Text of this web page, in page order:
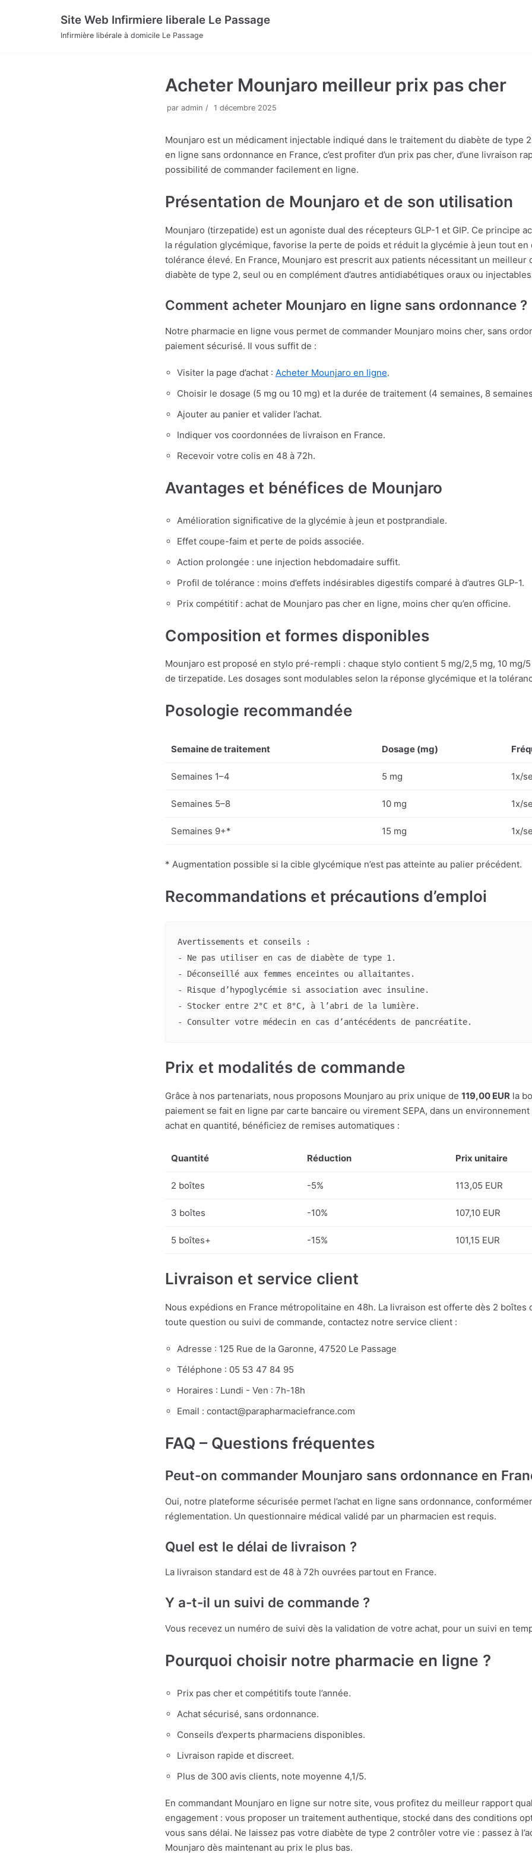
Site Web Infirmiere liberale Le Passage
Infirmière libérale à domicile Le Passage
Acheter Mounjaro meilleur prix pas cher
par admin 1 décembre 2025
Mounjaro est un médicament injectable indiqué dans le traitement du diabète de type
en ligne sans ordonnance en France, c’est profiter d’un prix pas cher, d’une livraison
possibilité de commander facilement en ligne.
Présentation de Mounjaro et de son utilisation
Mounjaro (tirzepatide) est un agoniste dual des récepteurs GLP-1 et GIP. Ce principe
la régulation glycémique, favorise la perte de poids et réduit la glycémie à jeun tout
tolérance élevé. En France, Mounjaro est prescrit aux patients nécessitant un meilleur
diabète de type 2, seul ou en complément d’autres antidiabétiques oraux ou
Comment acheter Mounjaro en ligne sans ordonnance ?
Notre pharmacie en ligne vous permet de commander Mounjaro moins cher, sans
paiement sécurisé. Il vous suffit de :
Visiter la page d’achat : Acheter Mounjaro en ligne.
Choisir le dosage (5 mg ou 10 mg) et la durée de traitement (4 semaines, 8
Ajouter au panier et valider l’achat.
Indiquer vos coordonnées de livraison en France.
Recevoir votre colis en 48 à 72h.
Avantages et bénéfices de Mounjaro
Amélioration significative de la glycémie à jeun et postprandiale.
Effet coupe-faim et perte de poids associée.
Action prolongée : une injection hebdomadaire suffit.
Profil de tolérance : moins d’effets indésirables digestifs comparé à d’autres GLP-1.
Prix compétitif : achat de Mounjaro pas cher en ligne, moins cher qu’en officine.
Composition et formes disponibles
Mounjaro est proposé en stylo pré-rempli : chaque stylo contient 5 mg/2,5 mg, 10 mg/5
de tirzepatide. Les dosages sont modulables selon la réponse glycémique et la
Posologie recommandée
Semaine de traitement Dosage (mg)
Semaines 1–4 5 mg 1x/
Semaines 5–8 10 mg 1x/
Semaines 9+* 15 mg 1x/
* Augmentation possible si la cible glycémique n’est pas atteinte au palier précédent.
Recommandations et précautions d’emploi
Avertissements et conseils :
- Ne pas utiliser en cas de diabète de type 1.
- Déconseillé aux femmes enceintes ou allaitantes.
- Risque d’hypoglycémie si association avec insuline.
- Stocker entre 2°C et 8°C, à l’abri de la lumière.
- Consulter votre médecin en cas d’antécédents de pancréatite.
Prix et modalités de commande
Grâce à nos partenariats, nous proposons Mounjaro au prix unique de 119,00 EURla
paiement se fait en ligne par carte bancaire ou virement SEPA, dans un
achat en quantité, bénéficiez de remises automatiques :
Quantité Réduction Prix unitaire
2 boîtes -5% 113,05 EUR
3 boîtes -10% 107,10 EUR
5 boîtes+ -15% 101,15 EUR
Livraison et service client
Nous expédions en France métropolitaine en 48h. La livraison est offerte dès 2 boîtes
toute question ou suivi de commande, contactez notre service client :
Adresse : 125 Rue de la Garonne, 47520 Le Passage
Téléphone : 05 53 47 84 95
Horaires : Lundi - Ven : 7h-18h
Email : contact@parapharmaciefrance.com
FAQ – Questions fréquentes
Peut-on commander Mounjaro sans ordonnance en
Oui, notre plateforme sécurisée permet l’achat en ligne sans ordonnance,
réglementation. Un questionnaire médical validé par un pharmacien est requis.
Quel est le délai de livraison ?
La livraison standard est de 48 à 72h ouvrées partout en France.
Y a-t-il un suivi de commande ?
Vous recevez un numéro de suivi dès la validation de votre achat, pour un suivi en
Pourquoi choisir notre pharmacie en ligne ?
Prix pas cher et compétitifs toute l’année.
Achat sécurisé, sans ordonnance.
Conseils d’experts pharmaciens disponibles.
Livraison rapide et discreet.
Plus de 300 avis clients, note moyenne 4,1/5.
En commandant Mounjaro en ligne sur notre site, vous profitez du meilleur rapport
engagement : vous proposer un traitement authentique, stocké dans des conditions
vous sans délai. Ne laissez pas votre diabète de type 2 contrôler votre vie : passez à
Mounjaro dès maintenant au prix le plus bas.